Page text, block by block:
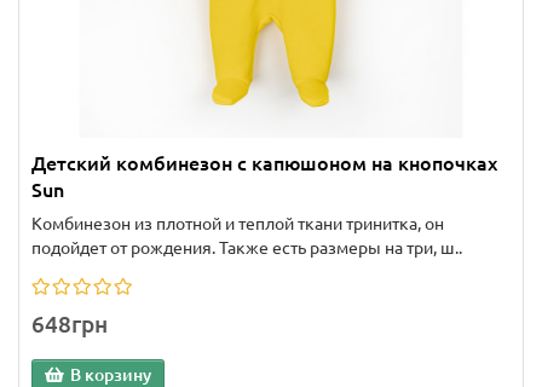
Детский комбинезон с капюшоном на кнопочках
Sun
Комбинезон из плотной и теплой ткани тринитка, он
подойдет от рождения. Также есть размеры на три, ш..
648грн
В корзину